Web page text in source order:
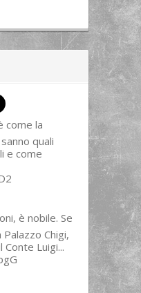
come la
quali
e come
è nobile. Se
Chigi,
Luigi...